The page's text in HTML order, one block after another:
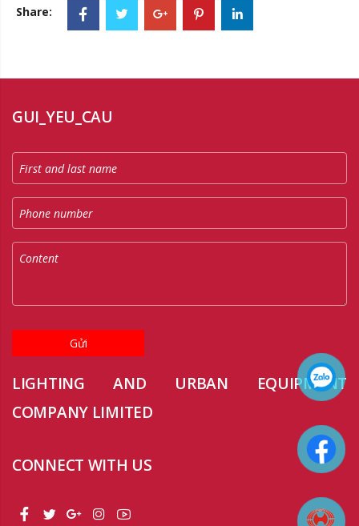
Share:
GUI_YEU_CAU
Gửi
LIGHTING AND URBAN EQUIPMENT
COMPANY LIMITED
CONNECT WITH US